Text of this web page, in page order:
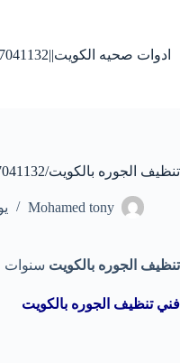
ادوات صحيه الكويت||67041132
تنظيف الجوره بالكويت/67041132/فني تنظيف الجوره بالكويت
Mohamed tony
تنظيف الجوره بالكويت سنوات من
فني تنظيف الجوره بالكويت